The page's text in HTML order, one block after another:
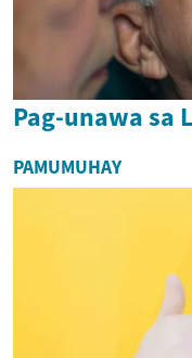
Pag-unawa sa
PAMUMUHAY